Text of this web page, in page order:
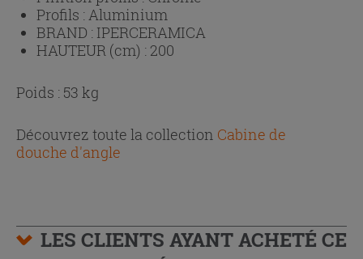
Profils : Aluminium
BRAND : IPERCERAMICA
HAUTEUR (cm) : 200
Poids : 53 kg
Découvrez toute la collection Cabine de
douche d'angle
LES CLIENTS AYANT ACHETÉ CE